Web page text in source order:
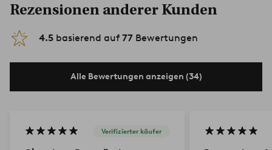
Rezensionen anderer Kunden
4.5 basierend auf 77 Bewertungen
Alle Bewertungen anzeigen (34)
Verifizierter käufer